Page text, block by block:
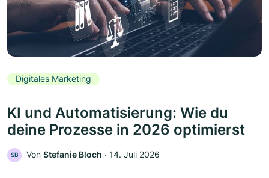
Digitales Marketing
KI und Automatisierung: Wie du
deine Prozesse in 2026 optimierst
SB Von Stefanie Bloch ‧ 14. Juli 2026